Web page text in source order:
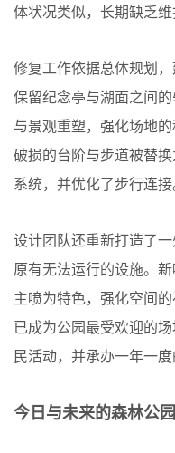
体状况类似，长期缺乏维
修复工作依据总体规划
保留纪念亭与湖面之间
与景观重塑，强化场地
破损的台阶与步道被替
系统，并优化了步行连接
设计团队还重新打造了
原有无法运行的设施。
主喷为特色，强化空间
已成为公园最受欢迎的
民活动，并承办一年一度
今日与未来的森林公园